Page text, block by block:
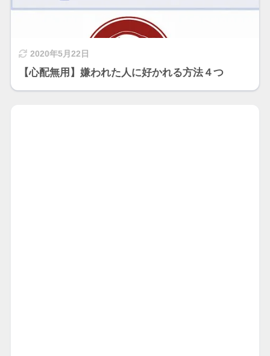
2020年5月22日
【心配無用】嫌われた人に好かれる方法４つ